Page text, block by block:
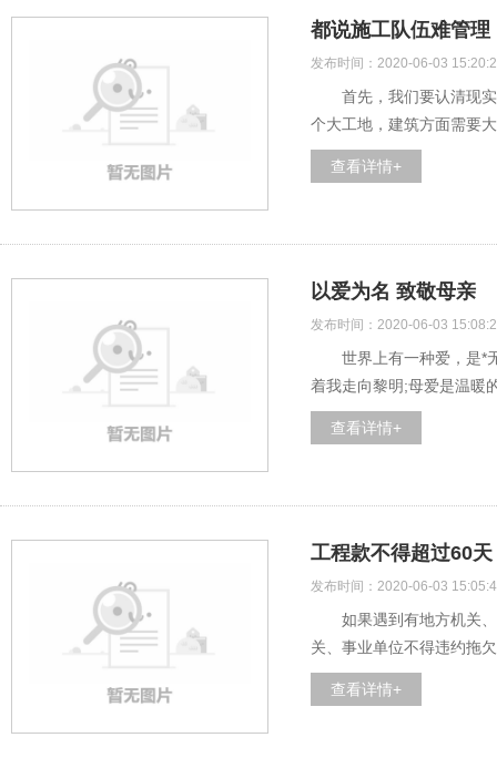
都说施工队伍难管
发布时间：2020-06-03
首先，我们要认清现实
个大工地，建筑方面需要
查看详情+
以爱为名 致敬母亲
发布时间：2020-06-03
世界上有一种爱，是*无
着我走向黎明;母爱是温暖
查看详情+
工程款不得超过60
发布时间：2020-06-03
如果遇到有地方机关、
关、事业单位不得违约
查看详情+